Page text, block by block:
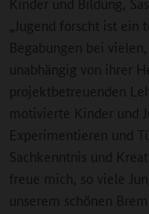
„Jugend forscht ist
Begabungen bei
unabhängig von ihrer
projektbetreuenden
motivierte Kinder und
Experimentieren und
Sachkenntnis und
freue mich, so viele
unserem schönen